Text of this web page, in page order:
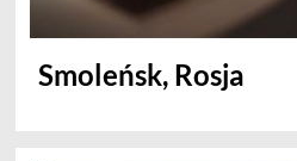
Smoleńsk, Rosja